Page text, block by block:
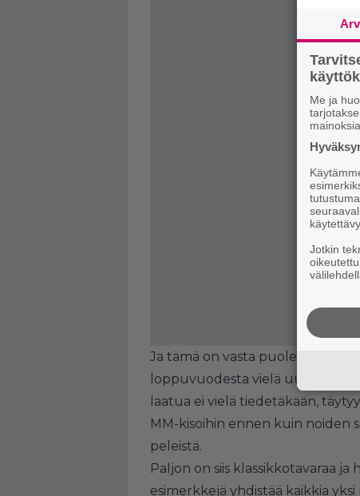
Ja tämä on vasta puolen vuoden
loppuvuodesta vielä uutta
laatua ei vielä tiedetäkään,
MM-kisoihin ennen kuin noiden
peleistä.
Paljon on siis klassikkotavaraa
esimerkkejä yhdistää kaikkia
Me ja
mainoksia.
Jotkin